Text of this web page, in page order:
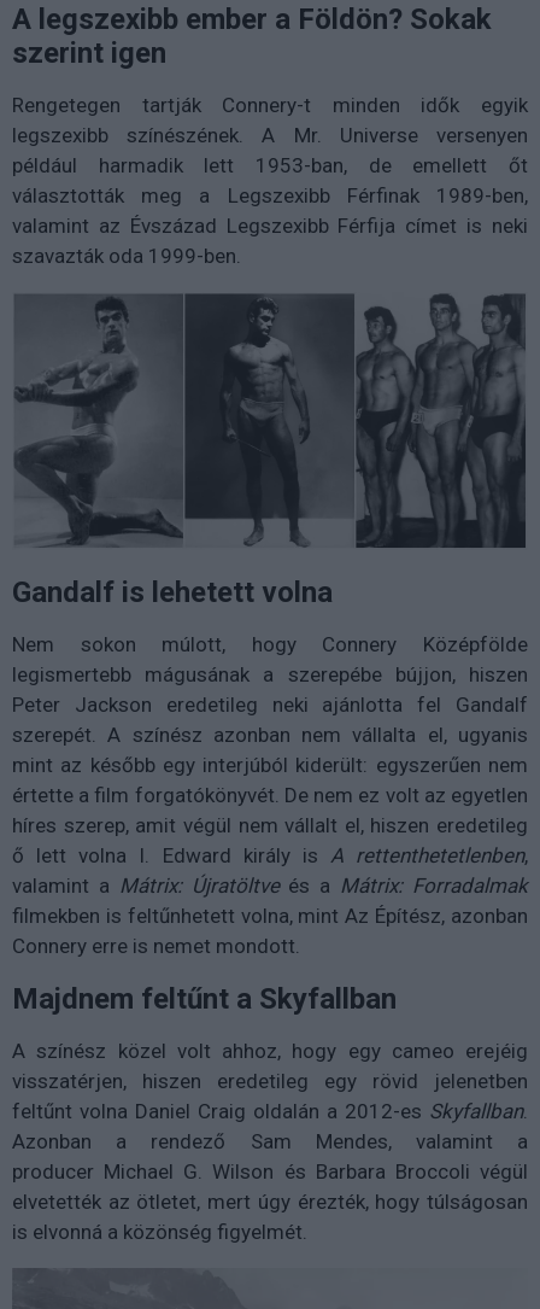
A legszexibb ember a Földön? Sokak
szerint igen
Rengetegen tartják Connery-t minden idők egyik
legszexibb színészének. A Mr. Universe versenyen
például harmadik lett 1953-ban, de emellett őt
választották meg a Legszexibb Férfinak 1989-ben,
valamint az Évszázad Legszexibb Férfija címet is neki
szavazták oda 1999-ben.
Gandalf is lehetett volna
Nem sokon múlott, hogy Connery Középfölde
legismertebb mágusának a szerepébe bújjon, hiszen
Peter Jackson eredetileg neki ajánlotta fel Gandalf
szerepét. A színész azonban nem vállalta el, ugyanis
mint az később egy interjúból kiderült: egyszerűen nem
értette a film forgatókönyvét. De nem ez volt az egyetlen
híres szerep, amit végül nem vállalt el, hiszen eredetileg
ő lett volna I. Edward király is A rettenthetetlenben,
valamint a Mátrix: Újratöltveés a Mátrix: Forradalmak
filmekben is feltűnhetett volna, mint Az Építész, azonban
Connery erre is nemet mondott.
Majdnem feltűnt a Skyfallban
A színész közel volt ahhoz, hogy egy cameo erejéig
visszatérjen, hiszen eredetileg egy rövid jelenetben
feltűnt volna Daniel Craig oldalán a 2012-es Skyfallban.
Azonban a rendező Sam Mendes, valamint a
producer Michael G. Wilson és Barbara Broccoli végül
elvetették az ötletet, mert úgy érezték, hogy túlságosan
is elvonná a közönség figyelmét.